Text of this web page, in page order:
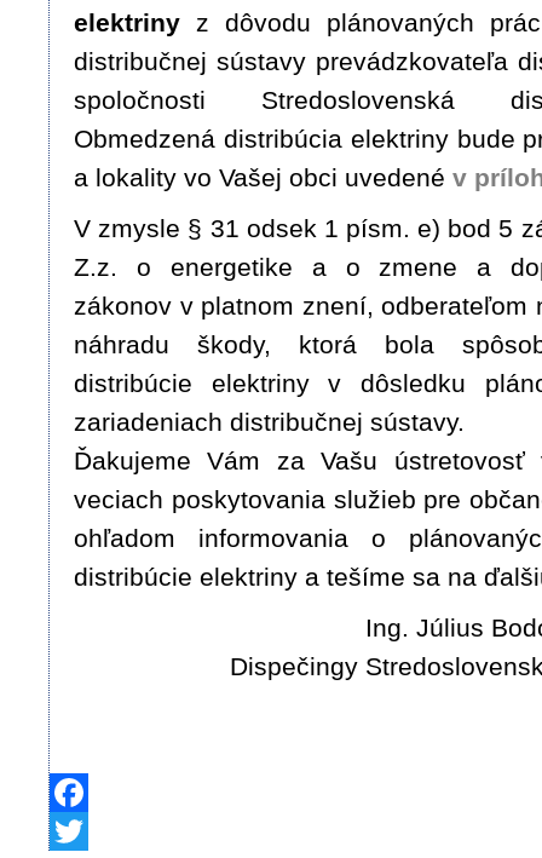
elektriny z dôvodu plánovaných
distribučnej sústavy prevádzkovateľa
spoločnosti Stredoslovenská
Obmedzená distribúcia elektriny bude
a lokality vo Vašej obci uvedené v
V zmysle § 31 odsek 1 písm. e) bod 5
Z.z. o energetike a o zmene a
zákonov v platnom znení, odberateľom
náhradu škody, ktorá bola
distribúcie elektriny v dôsledku
zariadeniach distribučnej sústavy.
Ďakujeme Vám za Vašu ústretovosť
veciach poskytovania služieb pre
ohľadom informovania o
distribúcie elektriny a tešíme sa na
Ing. Július
Dispečingy
Facebook